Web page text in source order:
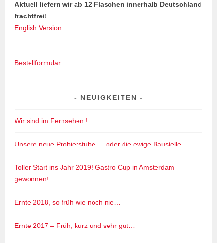
Aktuell liefern wir ab 12 Flaschen innerhalb Deutschland
frachtfrei!
English Version
Bestellformular
NEUIGKEITEN
Wir sind im Fernsehen !
Unsere neue Probierstube … oder die ewige Baustelle
Toller Start ins Jahr 2019! Gastro Cup in Amsterdam
gewonnen!
Ernte 2018, so früh wie noch nie…
Ernte 2017 – Früh, kurz und sehr gut…